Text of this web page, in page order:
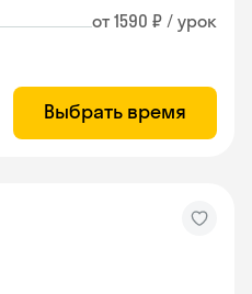
от 1590 ₽ / урок
Выбрать время